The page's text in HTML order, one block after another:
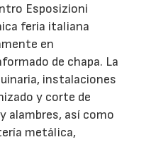
Esposizioni
feria italiana
en
de chapa. La
instalaciones
y corte de
alambres, así como
metálica,